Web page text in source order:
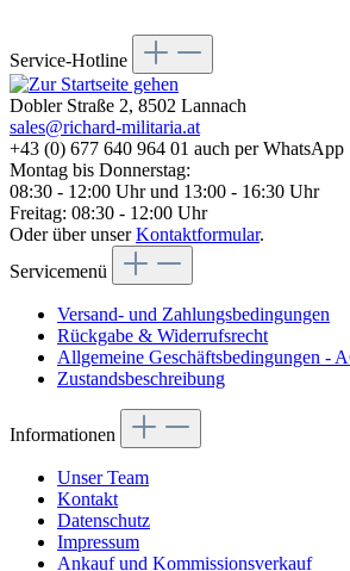
Service-Hotline
Dobler Straße 2, 8502 Lannach
sales@richard-militaria.at
+43 (0) 677 640 964 01 auch per WhatsApp
Montag bis Donnerstag:
08:30 - 12:00 Uhr und 13:00 - 16:30 Uhr
Freitag: 08:30 - 12:00 Uhr
Oder über unserKontaktformular.
Servicemenü
Versand- und Zahlungsbedingungen
Rückgabe & Widerrufsrecht
Allgemeine Geschäftsbedingungen -
Zustandsbeschreibung
Informationen
Unser Team
Kontakt
Datenschutz
Impressum
Ankauf und Kommissionsverkauf